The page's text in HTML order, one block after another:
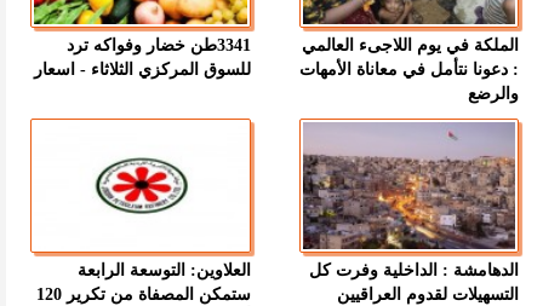
الملكة في يوم اللاجىء العالمي
: دعونا نتأمل في معاناة الأمهات
والرضع
3341طن خضار وفواكه ترد
للسوق المركزي الثلاثاء - اسعار
الدهامشة : الداخلية وفرت كل
التسهيلات لقدوم العراقيين
العلاوين: التوسعة الرابعة
ستمكن المصفاة من تكرير 120